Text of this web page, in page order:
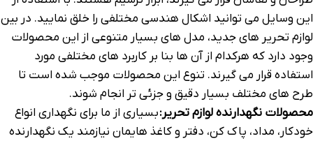
این وسایل می توانید اشکال هندسی مختلفی را خلق نمایید. در بین
لوازم تحریر های جدید، مدل های بسیار متنوعی از این محصولات
وجود دارد که هرکدام از آن ها بنا بر کاربرد های مختلفی مورد
استفاده قرار می گیرند. تنوع این محصولات موجب شده است تا
طرح های مختلف بسیار دقیق و جزئی تر انجام شوند.
محصولات نگهدارنده لوازم تحریر:بسیاری از ما برای نگهداری انواع
خودکار، مداد، پاک کن، دفتر و کاغذ هایمان نیازمند یک نگهدارنده